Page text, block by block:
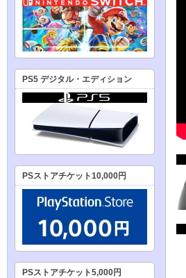
PS5 デジタル・エディション
PSストアチケット10,000円
PSストアチケット5,000円